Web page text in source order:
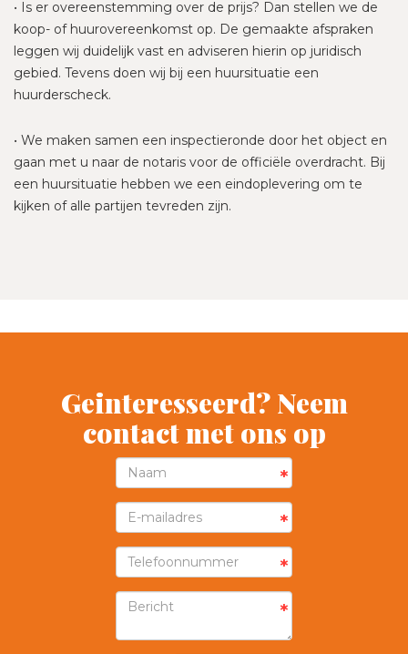
• Is er overeenstemming over de prijs? Dan stellen we de
koop- of huurovereenkomst op. De gemaakte afspraken
leggen wij duidelijk vast en adviseren hierin op juridisch
gebied. Tevens doen wij bij een huursituatie een
huurderscheck.
• We maken samen een inspectieronde door het object en
gaan met u naar de notaris voor de officiële overdracht. Bij
een huursituatie hebben we een eindoplevering om te
kijken of alle partijen tevreden zijn.
Geinteresseerd? Neem
contact met ons op
*
*
*
*